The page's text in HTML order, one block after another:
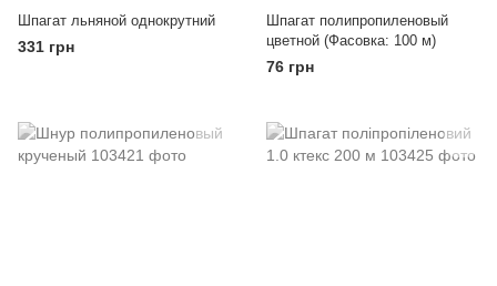
Шпагат льняной однокрутний
331 грн
Шпагат полипропиленовый
цветной (Фасовка: 100 м)
76 грн